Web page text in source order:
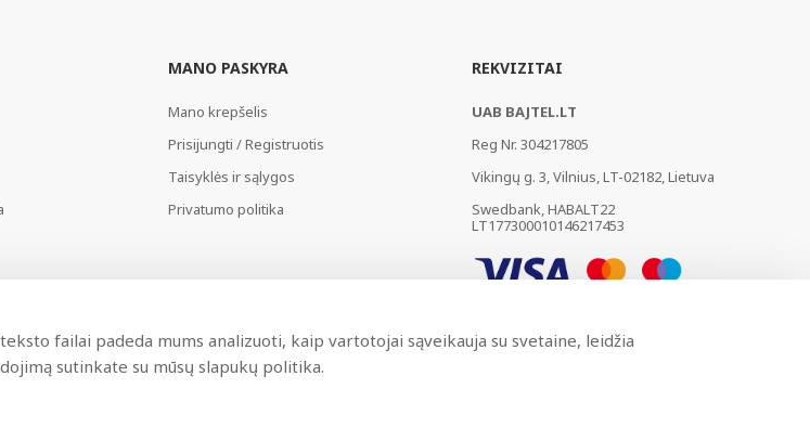
MANO PASKYRA
Mano krepšelis
Prisijungti / Registruotis
Taisyklės ir sąlygos
Privatumo politika
REKVIZITAI
UAB BAJTEL.LT
Reg Nr. 304217805
Vikingų g. 3, Vilnius, LT-02182, Lietuva
Swedbank, HABALT22
LT177300010146217453
failai padeda mums analizuoti, kaip vartotojai sąveikauja su svetaine, leidžia
sutinkate su mūsų slapukų politika.